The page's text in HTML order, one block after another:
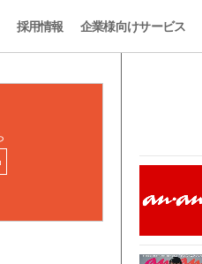
採用情報 企業様向けサービス